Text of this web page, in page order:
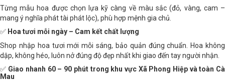
Từng mẫu hoa được chọn lựa kỹ càng về màu sắc (đỏ, vàng, cam –
mang ý nghĩa phát tài phát lộc), phù hợp mệnh gia chủ.
✅ Hoa tươi mỗi ngày – Cam kết chất lượng
Shop nhập hoa tươi mới mỗi sáng, bảo quản đúng chuẩn. Hoa không
dập, không héo, luôn nở đúng độ đẹp nhất khi giao đến tay người nhận.
✅ Giao nhanh 60 – 90 phút trong khu vực Xã Phong Hiệp và toàn Cà
Mau